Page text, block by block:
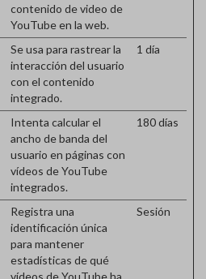
contenido de video de
YouTube en la web.
Se usa para rastrear la
interacción del usuario
con el contenido
integrado.
1 día
Intenta calcular el
ancho de banda del
usuario en páginas con
vídeos de YouTube
integrados.
180 días
Registra una
identificación única
para mantener
estadísticas de qué
vídeos de YouTube ha
Sesión